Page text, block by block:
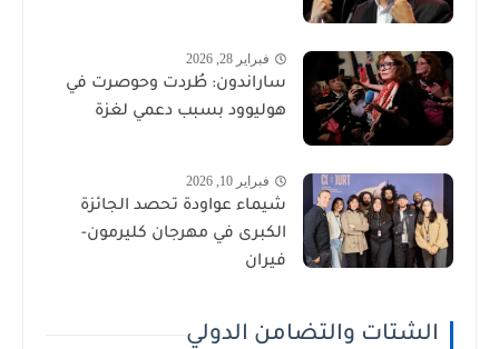
فبراير 28, 2026
ساراندون: طُردت وحوصرت في
هوليوود بسبب دعمي لغزة
فبراير 10, 2026
شيماء عواودة تحصد الجائزة
الكبرى في مهرجان كليرمون-
فيران
الشتات والتضامن الدولي